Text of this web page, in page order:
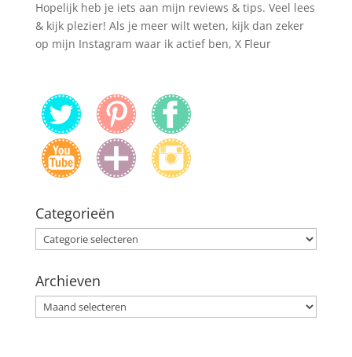
Hopelijk heb je iets aan mijn reviews & tips. Veel lees
& kijk plezier! Als je meer wilt weten, kijk dan zeker
op mijn Instagram waar ik actief ben, X Fleur
Categorieën
Categorieën
Archieven
Archieven